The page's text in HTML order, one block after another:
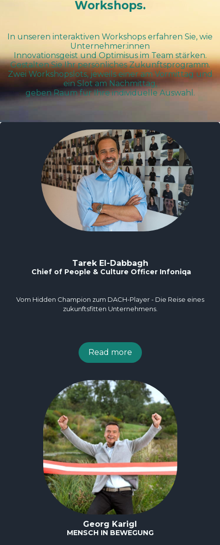
Workshops.
In unseren interaktiven Workshops erfahren Sie, wie
Unternehmer:innen
Innovationsgeist und Optimisus im Team stärken.
Gestalten Sie Ihr persönliches Zukunftsprogramm.
Zwei Workshopslots, jeweils einer am Vormittag und
ein Slot am Nachmittag,
geben Raum für Ihre individuelle Auswahl.
Tarek El-Dabbagh
Chief of People & Culture Officer Infoniqa
Vom Hidden Champion zum DACH-Player - Die Reise eines
zukunftsfitten Unternehmens.
Read more
Georg Karigl
MENSCH IN BEWEGUNG